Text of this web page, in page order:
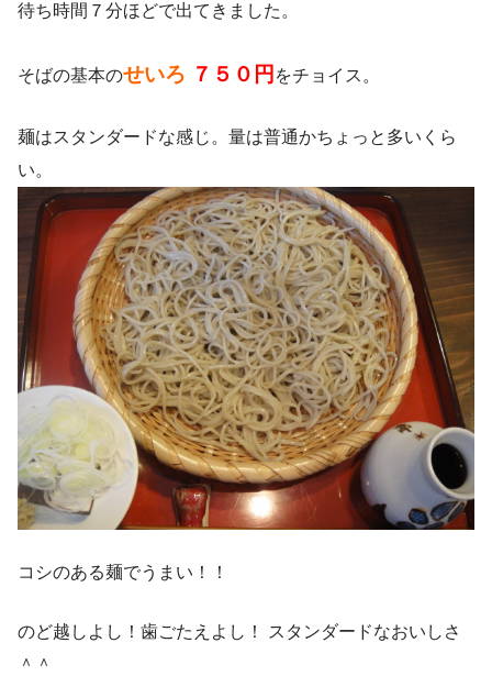
待ち時間７分ほどで出てきました。
そばの基本のせいろ ７５０円 をチョイス。
麺はスタンダードな感じ。量は普通かちょっと多いくら
い。
コシのある麺でうまい！！
のど越しよし！歯ごたえよし！ スタンダードなおいしさ
＾＾